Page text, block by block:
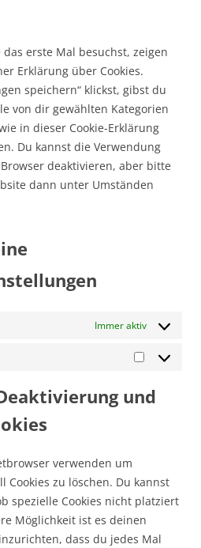
erste Mal besuchst, zeigen
Erklärung über Cookies.
speichern“ klickst, gibst du
von dir gewählten Kategorien
in dieser Cookie-Erklärung
Du kannst die Verwendung
deaktivieren, aber bitte
dann unter Umständen
Immer aktiv
Marketing
und
verwenden um
Cookies zu löschen. Du kannst
spezielle Cookies nicht platziert
Möglichkeit ist es deinen
dass du jedes Mal